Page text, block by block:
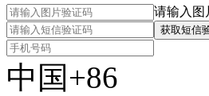
请输入图
获取短信
中国+86